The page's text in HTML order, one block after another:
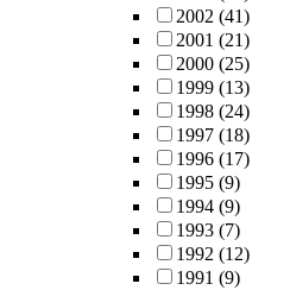
2002 (41)
2001 (21)
2000 (25)
1999 (13)
1998 (24)
1997 (18)
1996 (17)
1995 (9)
1994 (9)
1993 (7)
1992 (12)
1991 (9)